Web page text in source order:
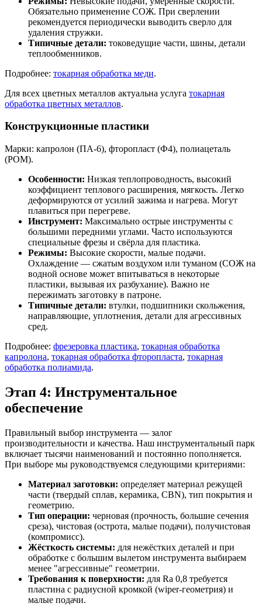
Обязательно применение СОЖ. При сверлении
рекомендуется периодически выводить сверло для
удаления стружки.
Типичные детали: токоведущие части, шины, детали
теплообменников.
Подробнее: токарная обработка меди.
Для всех цветных металлов актуальна услуга токарная
обработка цветных металлов.
Конструкционные пластики
Марки: капролон (ПА-6), фторопласт (Ф4), полиацеталь
(POM).
Особенности: Низкая теплопроводность, высокий
коэффициент теплового расширения, мягкость. Легко
деформируются от усилий зажима и нагрева. Могут
плавиться при перегреве.
Инструмент: Максимально острые инструменты с
большими передними углами. Часто используются
специальные фрезы и свёрла для пластика.
Режимы: Высокие скорости, малые подачи.
Охлаждение — сжатым воздухом или туманом (СОЖ на
водной основе может впитываться в некоторые
пластики, вызывая их разбухание). Важно не
пережимать заготовку в патроне.
Типичные детали: втулки, подшипники скольжения,
направляющие, уплотнения, детали для агрессивных
сред.
Подробнее: фрезеровка пластика, токарная обработка
капролона, токарная обработка фторопласта, токарная
обработка полиамида.
Этап 4: Инструментальное
обеспечение
Правильный выбор инструмента — залог
производительности и качества. Наш инструментальный парк
включает тысячи наименований и постоянно пополняется.
При выборе мы руководствуемся следующими критериями:
Материал заготовки: определяет материал режущей
части (твердый сплав, керамика, CBN), тип покрытия и
геометрию.
Тип операции: черновая (прочность, большие сечения
среза), чистовая (острота, малые подачи), получистовая
(компромисс).
Жёсткость системы: для нежёстких деталей и при
обработке с большим вылетом инструмента выбираем
менее "агрессивные" геометрии.
Требования к поверхности: для Ra 0,8 требуется
пластина с радиусной кромкой (wiper-геометрия) и
малые подачи.